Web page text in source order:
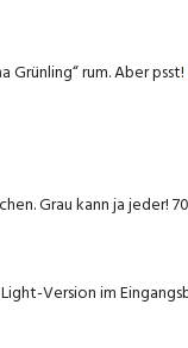
rum. Aber psst!
Grau kann ja jeder!
Version im